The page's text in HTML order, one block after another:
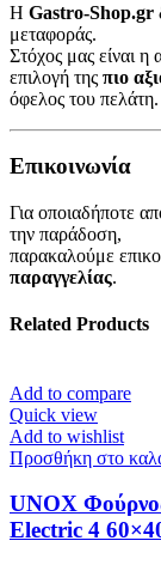
Η Gastro-Shop.gr
μεταφοράς.
Στόχος μας είναι
επιλογή της πιο
όφελος του πελάτη.
Επικοινωνία
Για οποιαδήποτε
την παράδοση,
παρακαλούμε
παραγγελίας.
Related Products
Add to compare
Quick view
Add to wishlist
Προσθήκη στο
UNOX
Electric 4